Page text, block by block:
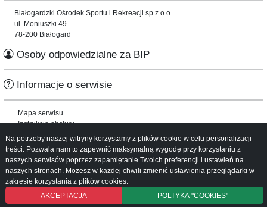
Białogardzki Ośrodek Sportu i Rekreacji sp z o.o.
ul. Moniuszki 49
78-200 Białogard
Osoby odpowiedzialne za BIP
Informacje o serwisie
Mapa serwisu
Instrukcja obsługi
Na potrzeby naszej witryny korzystamy z plików cookie w celu personalizacji
treści. Pozwala nam to zapewnić maksymalną wygodę przy korzystaniu z
naszych serwisów poprzez zapamiętanie Twoich preferencji i ustawień na
naszych stronach. Możesz w każdej chwili zmienić ustawienia przeglądarki w
zakresie korzystania z plików cookies.
AKCEPTACJA
POLTYKA "COOKIES"